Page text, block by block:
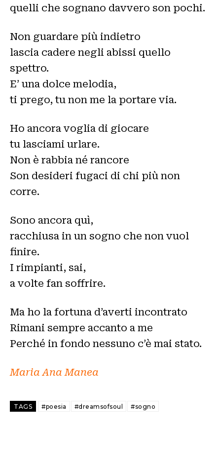
quelli che sognano davvero son pochi.
Non guardare più indietro
lascia cadere negli abissi quello
spettro.
E’ una dolce melodia,
ti prego, tu non me la portare via.
Ho ancora voglia di giocare
tu lasciami urlare.
Non è rabbia né rancore
Son desideri fugaci di chi più non
corre.
Sono ancora quì,
racchiusa in un sogno che non vuol
finire.
I rimpianti, sai,
a volte fan soffrire.
Ma ho la fortuna d’averti incontrato
Rimani sempre accanto a me
Perché in fondo nessuno c’è mai stato.
Maria Ana Manea
TAGS #poesia #dreamsofsoul #sogno